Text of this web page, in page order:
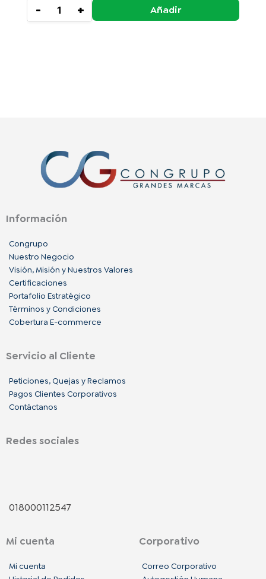
- + Añadir
Información
Congrupo
Nuestro Negocio
Visión, Misión y Nuestros Valores
Certificaciones
Portafolio Estratégico
Términos y Condiciones
Cobertura E-commerce
Servicio al Cliente
Peticiones, Quejas y Reclamos
Pagos Clientes Corporativos
Contáctanos
Redes sociales
a
c
e
n
s
t
i
n
k
018000112547
Mi cuenta
Mi cuenta
Corporativo
Correo Corporativo